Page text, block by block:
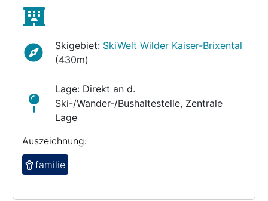
Skigebiet: SkiWelt Wilder Kaiser-Brixental
(430m)
Lage: Direkt an d.
Ski-/Wander-/Bushaltestelle, Zentrale
Lage
Auszeichnung:
familie